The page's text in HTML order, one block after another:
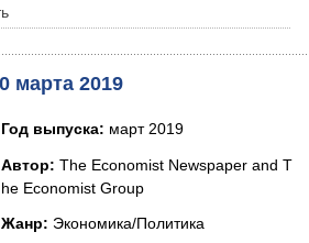
марта 2019
Год выпуска: март 2019
Автор: The Economist Newspaper and T
he Economist Group
Жанр: Экономика/Политика